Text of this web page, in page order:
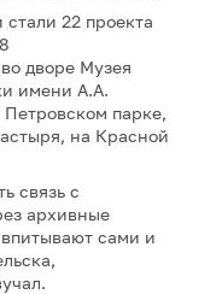
стали 22 проекта
дворе Музея
имени А.А.
парке,
на Красной
связь с
архивные
сами и